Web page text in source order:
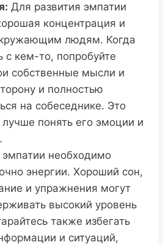
Для развития эмпатии
концентрация и
людям. Когда
с кем-то, попробуйте
собственные мысли и
и полностью
на собеседнике. Это
понять его эмоции и
необходимо
энергии. Хороший сон,
и упражнения могут
высокий уровень
также избегать
и ситуаций,